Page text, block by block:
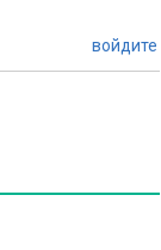
войдите